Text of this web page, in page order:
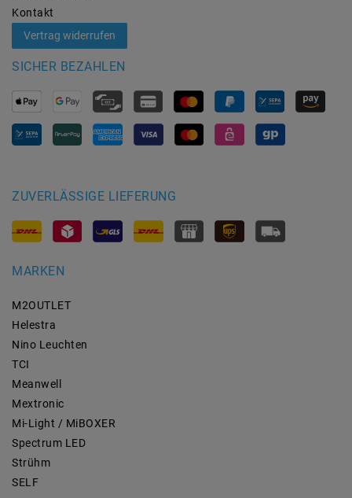
Kontakt
Vertrag widerrufen
SICHER BEZAHLEN
ZUVERLÄSSIGE LIEFERUNG
MARKEN
M2OUTLET
Helestra
Nino Leuchten
TCI
Meanwell
Mextronic
Mi-Light / MiBOXER
Spectrum LED
Strühm
SELF